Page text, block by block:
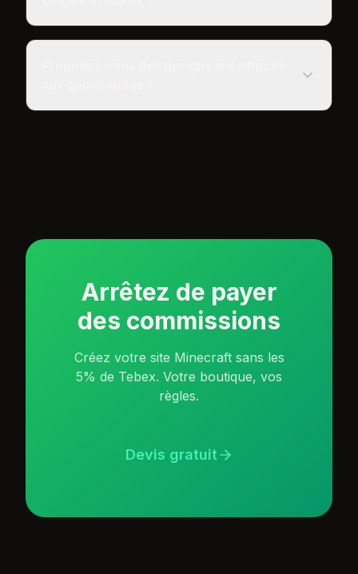
Arrêtez de payer
des commissions
Créez votre site Minecraft sans les
5% de Tebex. Votre boutique, vos
règles.
Devis gratuit